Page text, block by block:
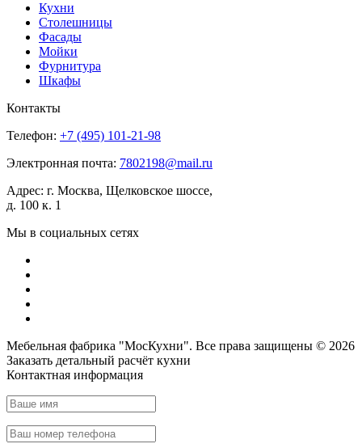
Кухни
Столешницы
Фасады
Мойки
Фурнитура
Шкафы
Контакты
Телефон: +7 (495) 101-21-98
Электронная почта: 7802198@mail.ru
Адрес: г. Москва, Щелковское шоссе,
д. 100 к. 1
Мы в социальных сетях
Мебельная фабрика "МосКухни". Все права защищены © 2026
Заказать детальный расчёт кухни
Контактная информация